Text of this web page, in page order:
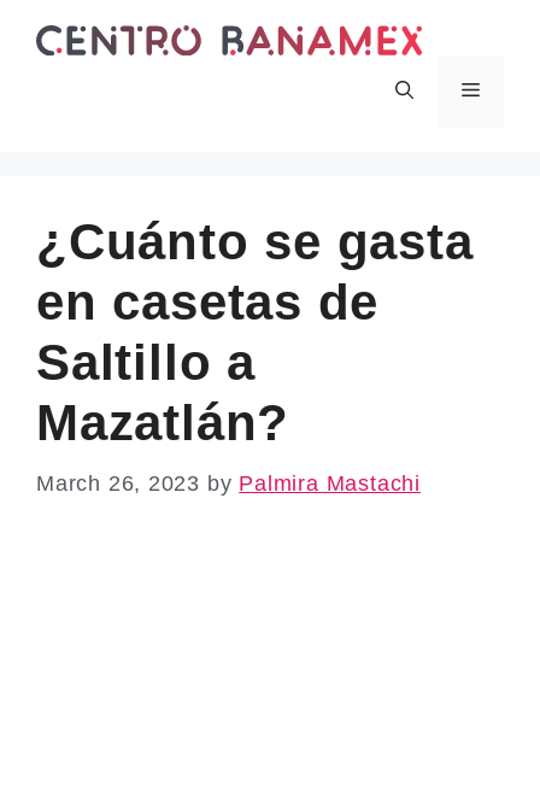
Menu
¿Cuánto se gasta
en casetas de
Saltillo a
Mazatlán?
March 26, 2023 by Palmira Mastachi